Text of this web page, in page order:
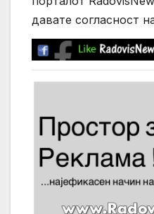
давате согласност